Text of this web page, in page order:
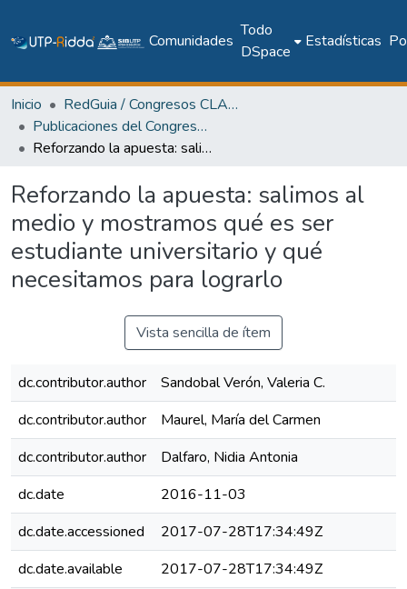
Comunidades
Todo
DSpace
Estadísticas
Inicio
RedGuia / Congresos CLABES
Publicaciones del Congreso Internacional CLABES
Reforzando la apuesta: salimos al medio y mostramos qué es ser estudiante universitario y qué necesitamos para lograrlo
Reforzando la apuesta: salimos al
medio y mostramos qué es ser
estudiante universitario y qué
necesitamos para lograrlo
Vista sencilla de ítem
dc.contributor.author
Sandobal Verón, Valeria C.
dc.contributor.author
Maurel, María del Carmen
dc.contributor.author
Dalfaro, Nidia Antonia
dc.date
2016-11-03
dc.date.accessioned
2017-07-28T17:34:49Z
dc.date.available
2017-07-28T17:34:49Z